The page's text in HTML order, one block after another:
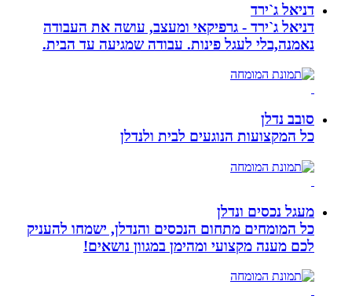
דניאל ג`ירד
דניאל ג`ירד - גרפיקאי ומעצב, עושה את העבודה
נאמנה,בלי לעגל פינות. עבודה שמגיעה עד הבית.
סובב נדלן
כל המקצועות הנוגעים לבית ולנדלן
מעגל נכסים ונדלן
כל המומחים מתחום הנכסים והנדלן, ישמחו להעניק
לכם מענה מקצועי ומהימן במגוון נושאים!